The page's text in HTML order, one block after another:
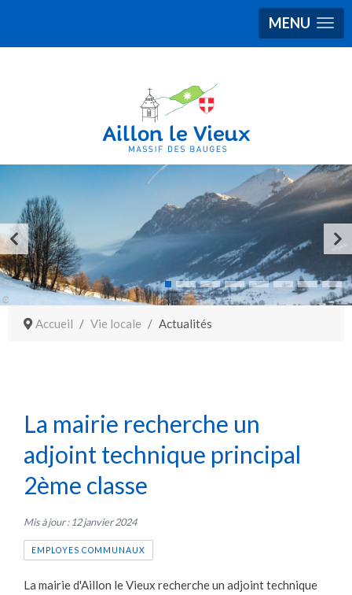
MENU
Accueil Vie locale Actualités
La mairie recherche un
adjoint technique principal
2ème classe
Mis à jour : 12 janvier 2024
EMPLOYES COMMUNAUX
La mairie d'Aillon le Vieux recherche un adjoint technique